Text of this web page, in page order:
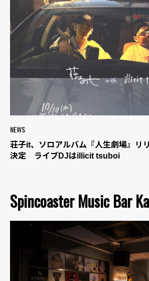
NEWS
荘子it、ソロアルバム『人生劇場』リ
決定 ライブDJはillicit tsuboi
Spincoaster Music Bar